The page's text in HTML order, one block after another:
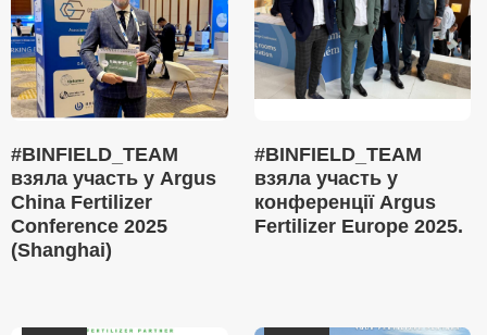
#BINFIELD_TEAM
взяла участь у Argus
China Fertilizer
Conference 2025
(Shanghai)
#BINFIELD_TEAM
взяла участь у
конференції Argus
Fertilizer Europe 2025.